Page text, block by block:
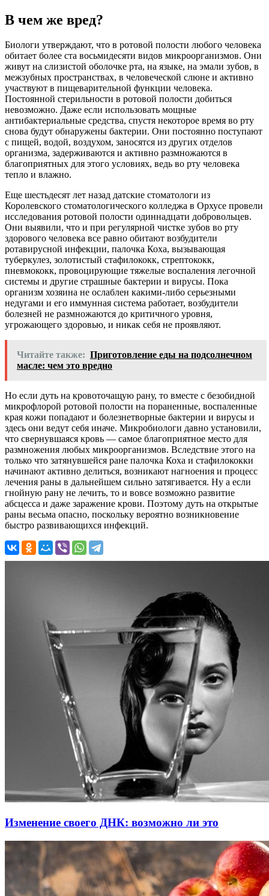
В чем же вред?
Биологи утверждают, что в ротовой полости любого человека
обитает более ста восьмидесяти видов микроорганизмов. Они
живут на слизистой оболочке рта, на языке, на эмали зубов, в
межзубных пространствах, в человеческой слюне и активно
участвуют в пищеварительной функции человека.
Постоянной стерильности в ротовой полости добиться
невозможно. Даже если использовать мощные
антибактериальные средства, спустя некоторое время во рту
снова будут обнаружены бактерии. Они постоянно поступают
с пищей, водой, воздухом, заносятся из других отделов
организма, задерживаются и активно размножаются в
благоприятных для этого условиях, ведь во рту человека
тепло и влажно.
Еще шестьдесят лет назад датские стоматологи из
Королевского стоматологического колледжа в Орхусе провели
исследования ротовой полости одиннадцати добровольцев.
Они выявили, что и при регулярной чистке зубов во рту
здорового человека все равно обитают возбудители
ротавирусной инфекции, палочка Коха, вызывающая
туберкулез, золотистый стафилококк, стрептококк,
пневмококк, провоцирующие тяжелые воспаления легочной
системы и другие страшные бактерии и вирусы. Пока
организм хозяина не ослаблен какими-либо серьезными
недугами и его иммунная система работает, возбудители
болезней не размножаются до критичного уровня,
угрожающего здоровью, и никак себя не проявляют.
Читайте также: Приготовление еды на подсолнечном
масле: чем это вредно
Но если дуть на кровоточащую рану, то вместе с безобидной
микрофлорой ротовой полости на пораненные, воспаленные
края кожи попадают и болезнетворные бактерии и вирусы и
здесь они ведут себя иначе. Микробиологи давно установили,
что свернувшаяся кровь — самое благоприятное место для
размножения любых микроорганизмов. Вследствие этого на
только что затянувшейся ране палочка Коха и стафилококки
начинают активно делиться, возникают нагноения и процесс
лечения раны в дальнейшем сильно затягивается. Ну а если
гнойную рану не лечить, то и вовсе возможно развитие
абсцесса и даже заражение крови. Поэтому дуть на открытые
раны весьма опасно, поскольку вероятно возникновение
быстро развивающихся инфекций.
Изменение своего ДНК: возможно ли это